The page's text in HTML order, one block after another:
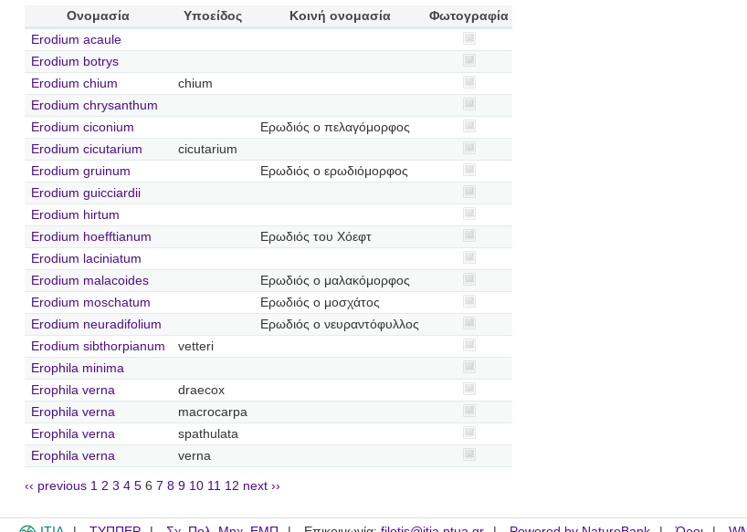
Ονομασία Υποείδος Κοινή ονομασία
Φωτογραφία
Erodium acaule
Erodium botrys
Erodium chium
chium
Erodium chrysanthum
Erodium ciconium
Ερωδιός ο πελαγόμορφος
Erodium cicutarium
cicutarium
Erodium gruinum
Ερωδιός ο ερωδιόμορφος
Erodium guicciardii
Erodium hirtum
Erodium hoefftianum
Ερωδιός του Χόεφτ
Erodium laciniatum
Erodium malacoides
Ερωδιός ο μαλακόμορφος
Erodium moschatum
Ερωδιός ο μοσχάτος
Erodium neuradifolium
Ερωδιός ο νευραντόφυλλος
Erodium sibthorpianum
vetteri
Erophila minima
Erophila verna
draecox
Erophila verna
macrocarpa
Erophila verna
spathulata
Erophila verna
verna
‹‹ previous 1 2 3 4 5 6 7 8 9 10 11 12 next ››